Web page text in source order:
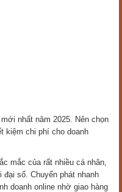
nhất năm 2025. Nên chọn
kiệm chi phí cho doanh
mắc của rất nhiều cá nhân,
đại số. Chuyển phát nhanh
doanh online nhờ giao hàng